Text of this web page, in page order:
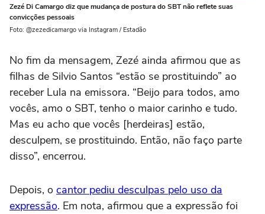
Zezé Di Camargo diz que mudança de postura do SBT não reflete suas
convicções pessoais
Foto: @zezedicamargo via Instagram / Estadão
No fim da mensagem, Zezé ainda afirmou que as
filhas de Silvio Santos “estão se prostituindo” ao
receber Lula na emissora. “Beijo para todos, amo
vocês, amo o SBT, tenho o maior carinho e tudo.
Mas eu acho que vocês [herdeiras] estão,
desculpem, se prostituindo. Então, não faço parte
disso”, encerrou.
Depois, o cantor pediu desculpas pelo uso da
expressão. Em nota, afirmou que a expressão foi